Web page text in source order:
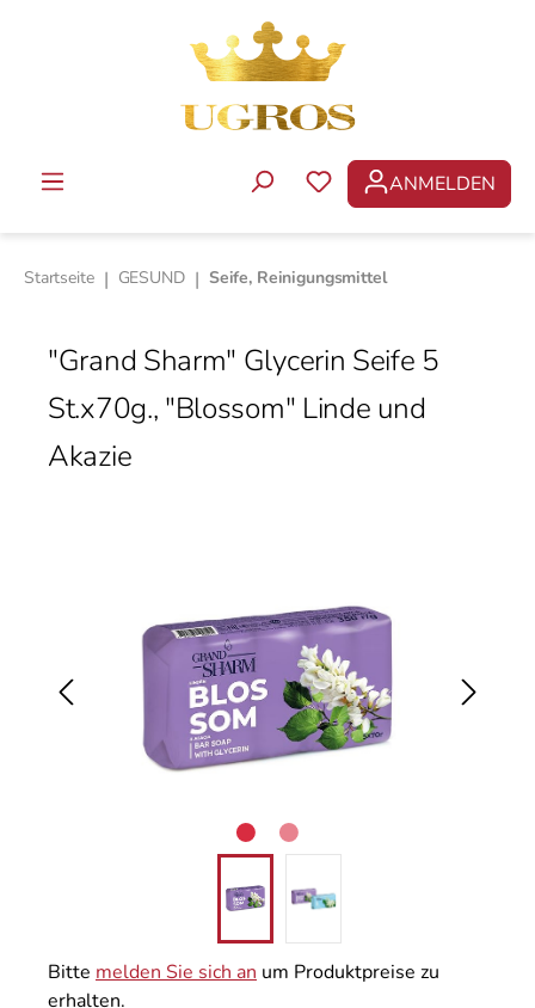
DU HAST 0
ANMELDEN
Startseite | GESUND | Seife, Reinigungsmittel
"Grand Sharm" Glycerin Seife 5
St.x70g., "Blossom" Linde und
Akazie
Bitte melden Sie sich an um Produktpreise zu
erhalten.